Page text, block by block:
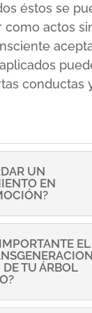
éstos se
como actos
conductas
UN
EN
EL
TU ÁRBOL